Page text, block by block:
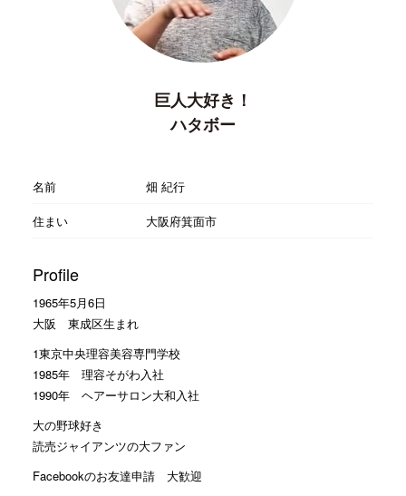
巨人大好き！
ハタボー
名前
畑 紀行
住まい
大阪府箕面市
Profile
1965年5月6日
大阪 東成区生まれ
1東京中央理容美容専門学校
1985年 理容そがわ入社
1990年 ヘアーサロン大和入社
大の野球好き
読売ジャイアンツの大ファン
Facebookのお友達申請 大歓迎